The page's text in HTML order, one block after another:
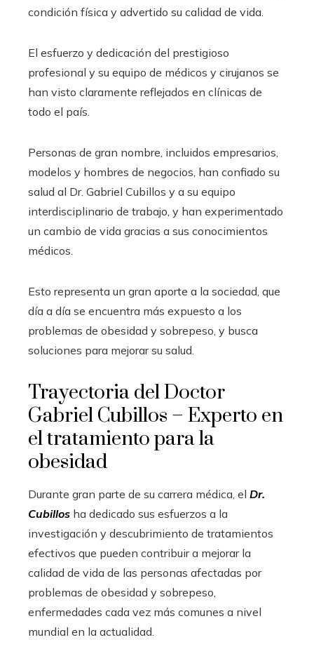
condición física y advertido su calidad de vida.
El esfuerzo y dedicación del prestigioso
profesional y su equipo de médicos y cirujanos se
han visto claramente reflejados en clínicas de
todo el país.
Personas de gran nombre, incluidos empresarios,
modelos y hombres de negocios, han confiado su
salud al Dr. Gabriel Cubillos y a su equipo
interdisciplinario de trabajo, y han experimentado
un cambio de vida gracias a sus conocimientos
médicos.
Esto representa un gran aporte a la sociedad, que
día a día se encuentra más expuesto a los
problemas de obesidad y sobrepeso, y busca
soluciones para mejorar su salud.
Trayectoria del Doctor
Gabriel Cubillos – Experto en
el tratamiento para la
obesidad
Durante gran parte de su carrera médica, el Dr.
Cubillos ha dedicado sus esfuerzos a la
investigación y descubrimiento de tratamientos
efectivos que pueden contribuir a mejorar la
calidad de vida de las personas afectadas por
problemas de obesidad y sobrepeso,
enfermedades cada vez más comunes a nivel
mundial en la actualidad.